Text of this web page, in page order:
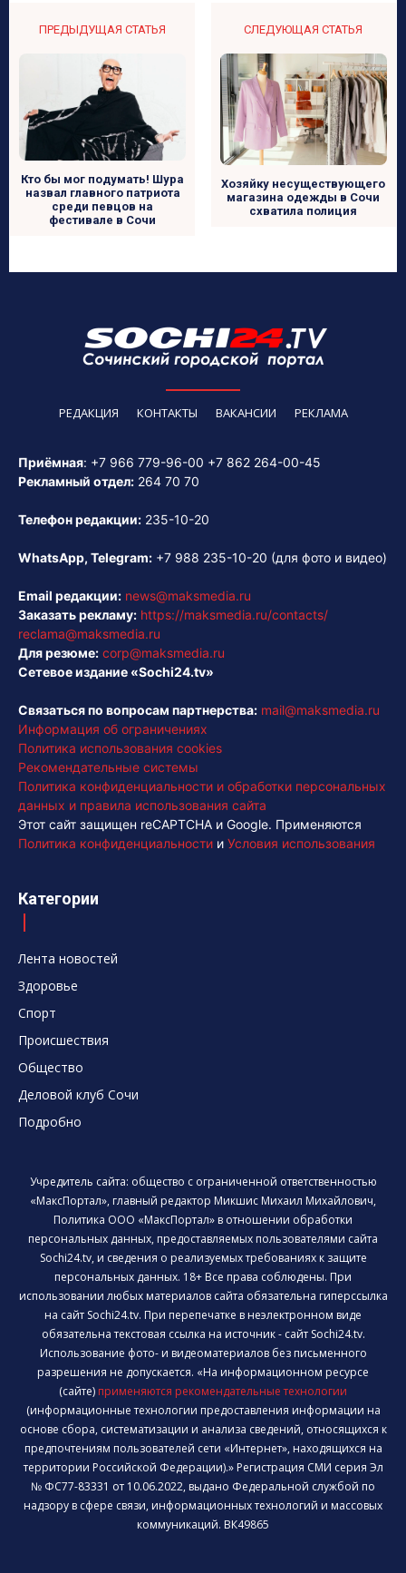
ПРЕДЫДУЩАЯ СТАТЬЯ
Кто бы мог подумать! Шура
назвал главного патриота
среди певцов на
фестивале в Сочи
СЛЕДУЮЩАЯ СТАТЬЯ
Хозяйку несуществующего
магазина одежды в Сочи
схватила полиция
РЕДАКЦИЯ КОНТАКТЫ ВАКАНСИИ РЕКЛАМА
Приёмная: +7 966 779-96-00 +7 862 264-00-45
Рекламный отдел: 264 70 70
Телефон редакции: 235-10-20
WhatsApp, Telegram: +7 988 235-10-20 (для фото и видео)
Email редакции: news@maksmedia.ru
Заказать рекламу: https://maksmedia.ru/contacts/
reclama@maksmedia.ru
Для резюме: corp@maksmedia.ru
Сетевое издание «Sochi24.tv»
Связаться по вопросам партнерства: mail@maksmedia.ru
Информация об ограничениях
Политика использования cookies
Рекомендательные системы
Политика конфиденциальности и обработки персональных
данных и правила использования сайта
Этот сайт защищен reCAPTCHA и Google. Применяются
Политика конфиденциальности и Условия использования
Категории
Лента новостей
Здоровье
Спорт
Происшествия
Общество
Деловой клуб Сочи
Подробно
Учредитель сайта: общество с ограниченной ответственностью
«МаксПортал», главный редактор Микшис Михаил Михайлович,
Политика ООО «МаксПортал» в отношении обработки
персональных данных, предоставляемых пользователями сайта
Sochi24.tv, и сведения о реализуемых требованиях к защите
персональных данных. 18+ Все права соблюдены. При
использовании любых материалов сайта обязательна гиперссылка
на сайт Sochi24.tv. При перепечатке в неэлектронном виде
обязательна текстовая ссылка на источник - сайт Sochi24.tv.
Использование фото- и видеоматериалов без письменного
разрешения не допускается. «На информационном ресурсе
(сайте) применяются рекомендательные технологии
(информационные технологии предоставления информации на
основе сбора, систематизации и анализа сведений, относящихся к
предпочтениям пользователей сети «Интернет», находящихся на
территории Российской Федерации).» Регистрация СМИ серия Эл
№ ФС77-83331 от 10.06.2022, выдано Федеральной службой по
надзору в сфере связи, информационных технологий и массовых
коммуникаций. ВК49865